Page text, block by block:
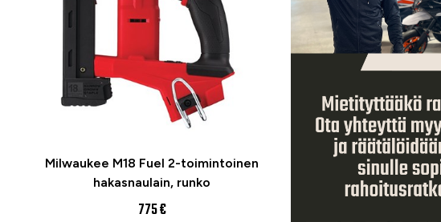
Milwaukee M18 Fuel 2-toimintoinen
hakasnaulain, runko
775 €